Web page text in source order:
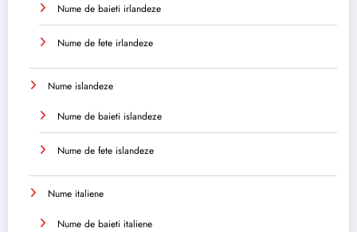
Nume de baieti irlandeze
Nume de fete irlandeze
Nume islandeze
Nume de baieti islandeze
Nume de fete islandeze
Nume italiene
Nume de baieti italiene